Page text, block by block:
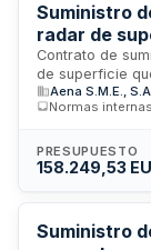
Suministro
radar de
S.A.
Contrato de
de superficie
procedimiento
adquisición de
de cuatro
ubicaciones
requisitos de
determinadas
Aena S.M.E.,
Normas internas
PRESUPUESTO
158.249,53
Suministro